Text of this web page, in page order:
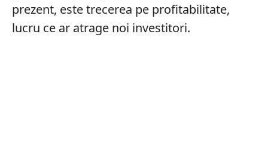
prezent, este trecerea pe profitabilitate,
lucru ce ar atrage noi investitori.